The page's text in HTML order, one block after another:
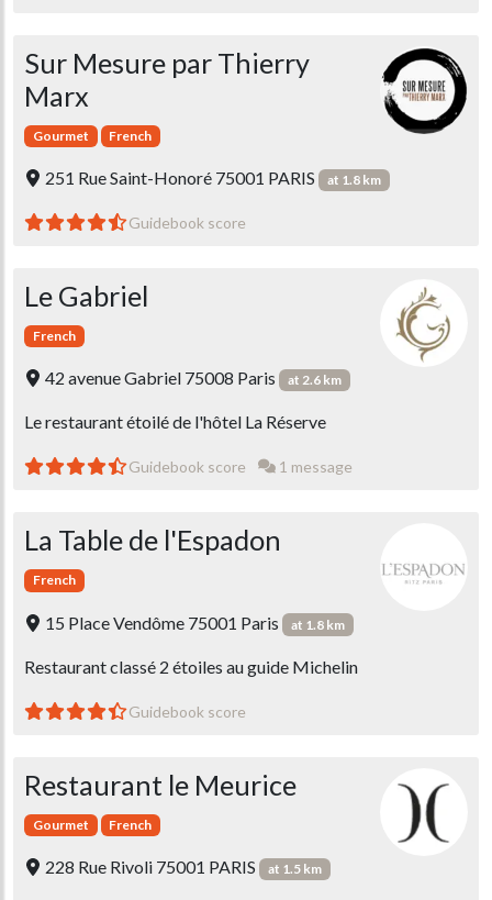
Sur Mesure par Thierry
Marx
Gourmet French
251 Rue Saint-Honoré 75001 PARIS at 1.8 km
Guidebook score
Le Gabriel
French
42 avenue Gabriel 75008 Paris at 2.6 km
Le restaurant étoilé de l'hôtel La Réserve
Guidebook score 1 message
La Table de l'Espadon
French
15 Place Vendôme 75001 Paris at 1.8 km
Restaurant classé 2 étoiles au guide Michelin
Guidebook score
Restaurant le Meurice
Gourmet French
228 Rue Rivoli 75001 PARIS at 1.5 km